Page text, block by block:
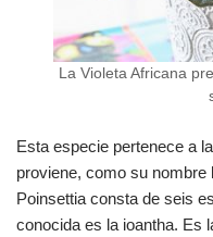
La Violeta Africana
Esta especie pertenece a
proviene, como su nombre
Poinsettia consta de seis
conocida es la ioantha. Es